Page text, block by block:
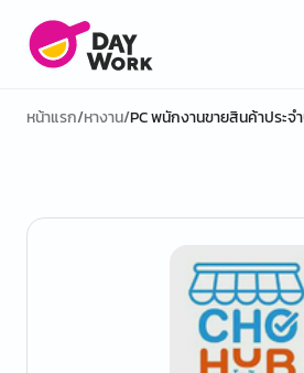
หน้าแรก/หางาน/PC พนักงานขายสินค้าประจ